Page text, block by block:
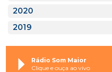
2020
2019
Rádio Som Maior
Clique e ouça ao vivo